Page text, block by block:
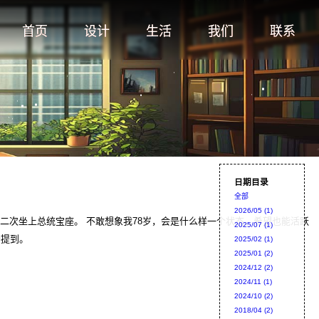
首页 设计 生活 我们 联系
样一个状态。希望也能活跃
提到。
日期目录
全部
2026/05 (1)
2025/07 (1)
2025/02 (1)
2025/01 (2)
2024/12 (2)
2024/11 (1)
2024/10 (2)
2018/04 (2)